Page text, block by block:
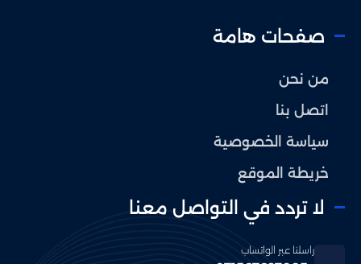
صفحات هامة
من نحن
اتصل بنا
سياسة الخصوصية
خريطة الموقع
لا تردد في التواصل معنا
راسلنا عبر الواتساب